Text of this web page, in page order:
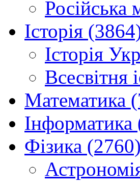
Російська
Історія
Історія
Всесвітня
Математика
Інформатика
Фізика (2760)